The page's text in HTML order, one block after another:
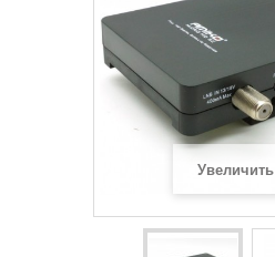
Увеличить